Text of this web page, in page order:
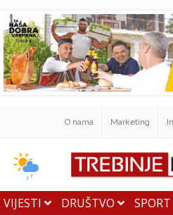
O nama Marketing
VIJESTI DRUŠTVO SPORT